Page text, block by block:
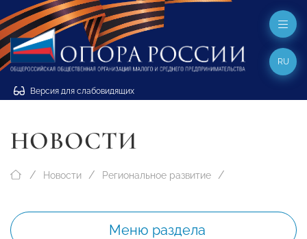
Версия для слабовидящих
RU
НОВОСТИ
Новости Региональное развитие
Меню раздела